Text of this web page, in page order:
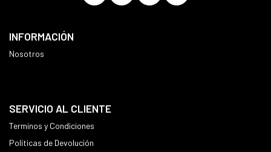
INFORMACIÓN
Nosotros
SERVICIO AL CLIENTE
Terminos y Condiciones
Políticas de Devolución